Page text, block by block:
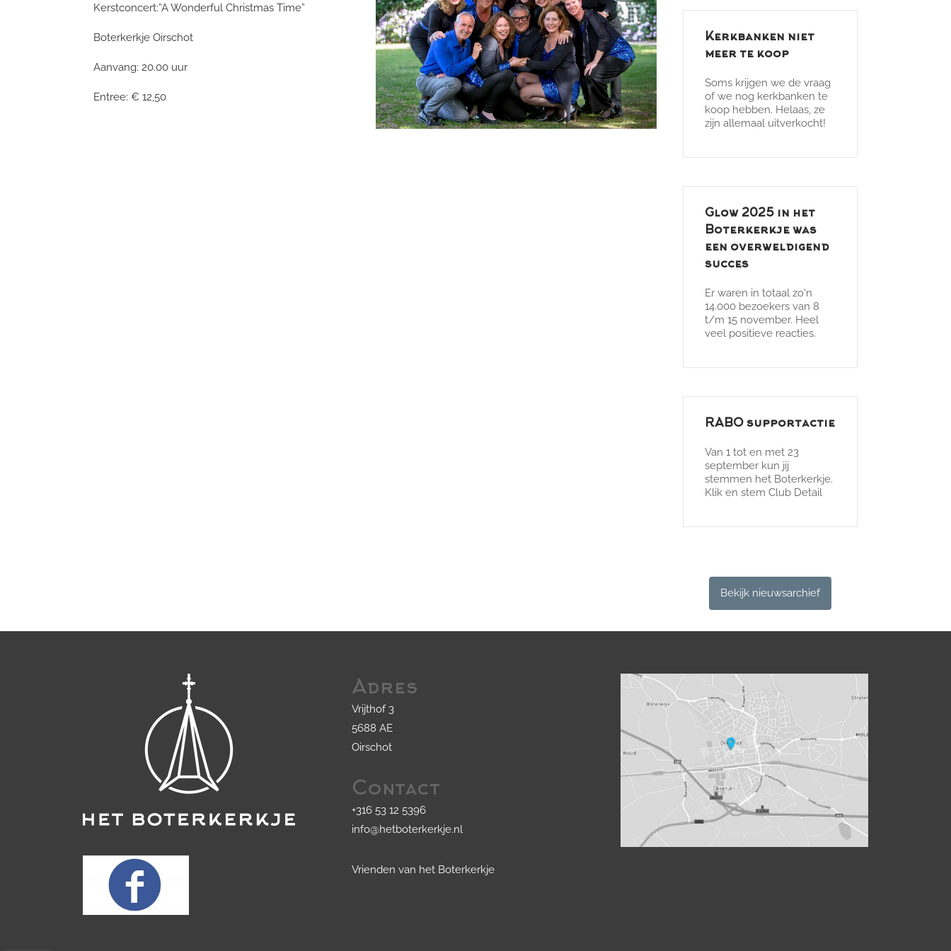
Kerstconcert:”A Wonderful Christmas Time”
Boterkerkje Oirschot
Aanvang: 20.00 uur
Entree: € 12,50
Kerkbanken niet
meer te koop
Soms krijgen we de vraag
of we nog kerkbanken te
koop hebben. Helaas, ze
zijn allemaal uitverkocht!
Glow 2025 in het
Boterkerkje was
een overweldigend
succes
Er waren in totaal zo'n
14.000 bezoekers van 8
t/m 15 november. Heel
veel positieve reacties.
RABO supportactie
Van 1 tot en met 23
september kun jij
stemmen het Boterkerkje.
Klik en stem Club Detail
Bekijk nieuwsarchief
Adres
Vrijthof 3
5688 AE
Oirschot
Contact
+316 53 12 5396
info@hetboterkerkje.nl
Vrienden van het Boterkerkje